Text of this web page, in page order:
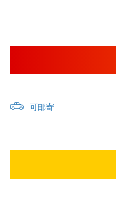
可邮寄